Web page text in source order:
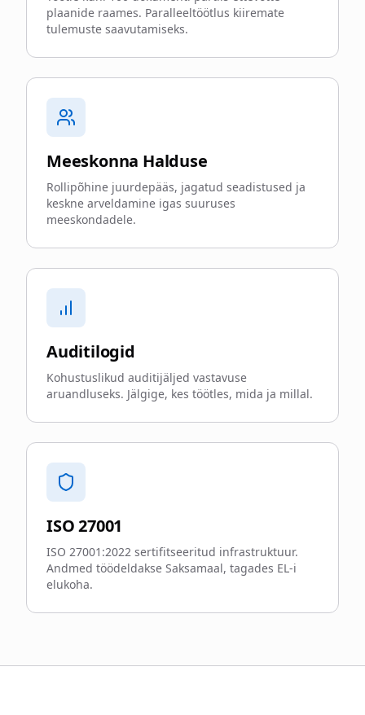
plaanide raames. Paralleeltöötlus kiiremate
tulemuste saavutamiseks.
Meeskonna Halduse
Rollipõhine juurdepääs, jagatud seadistused ja
keskne arveldamine igas suuruses
meeskondadele.
Auditilogid
Kohustuslikud auditijäljed vastavuse
aruandluseks. Jälgige, kes töötles, mida ja millal.
ISO 27001
ISO 27001:2022 sertifitseeritud infrastruktuur.
Andmed töödeldakse Saksamaal, tagades EL-i
elukoha.